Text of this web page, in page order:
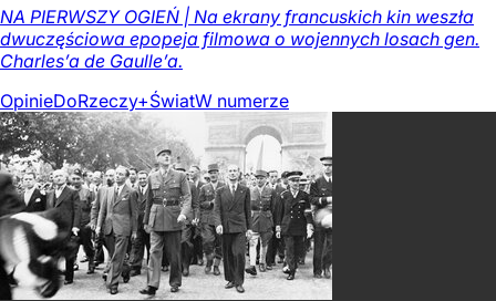
NA PIERWSZY OGIEŃ | Na ekrany francuskich kin weszła
dwuczęściowa epopeja filmowa o wojennych losach gen.
Charles’a de Gaulle’a.
OpinieDoRzeczy+ŚwiatW numerze